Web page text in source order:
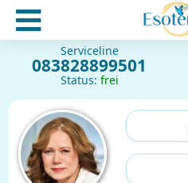
Serviceline
083828899501
Status: frei